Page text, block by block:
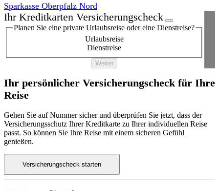
Sparkasse Oberpfalz Nord
Ihr Kreditkarten Versicherungscheck
Planen Sie eine private Urlaubsreise oder eine Dienstreise?
Urlaubsreise
Dienstreise
Weiter
Ihr persönlicher Versicherungscheck für Ihre
Reise
Gehen Sie auf Nummer sicher und überprüfen Sie jetzt, dass der
Versicherungsschutz Ihrer Kreditkarte zu Ihrer individuellen Reise
passt. So können Sie Ihre Reise mit einem sicheren Gefühl
genießen.
Versicherungscheck starten